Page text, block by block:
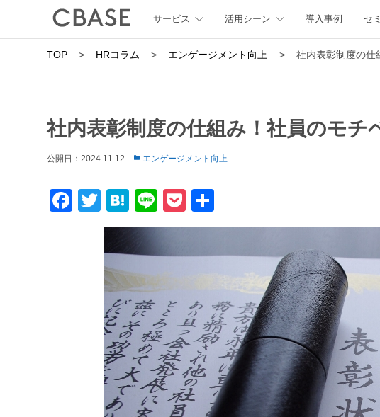
サービス 活用シーン 導入事例 セ
TOP > HRコラム > エンゲージメント向上 > 社内表彰制度の仕
社内表彰制度の仕組み！社員のモチ
公開日：2024.11.12 エンゲージメント向上
Facebook
Twitter
Hatena
LinePocket
有